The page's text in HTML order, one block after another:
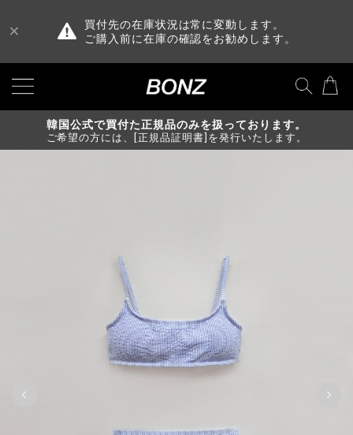
買付先の在庫状況は常に変動します。
ご購入前に在庫の確認をお勧めします。
韓国公式で買付た正規品のみを扱っております。
ご希望の方には、[正規品証明書]を発行いたします。